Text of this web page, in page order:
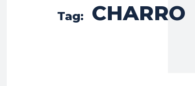
Tag: CHARRO